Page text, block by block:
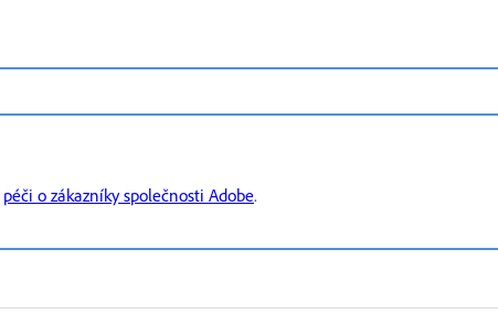
péči o zákazníky společnosti Adobe.